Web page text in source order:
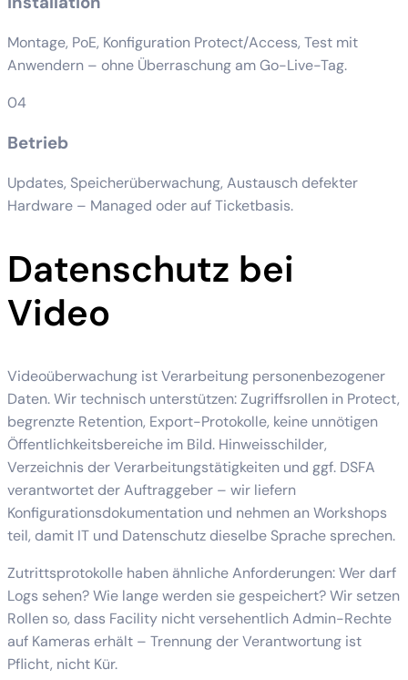
Montage, PoE, Konfiguration Protect/Access, Test mit
Anwendern – ohne Überraschung am Go-Live-Tag.
04
Betrieb
Updates, Speicherüberwachung, Austausch defekter
Hardware – Managed oder auf Ticketbasis.
Datenschutz bei
Video
Videoüberwachung ist Verarbeitung personenbezogener
Daten. Wir technisch unterstützen: Zugriffsrollen in Protect,
begrenzte Retention, Export-Protokolle, keine unnötigen
Öffentlichkeitsbereiche im Bild. Hinweisschilder,
Verzeichnis der Verarbeitungstätigkeiten und ggf. DSFA
verantwortet der Auftraggeber – wir liefern
Konfigurationsdokumentation und nehmen an Workshops
teil, damit IT und Datenschutz dieselbe Sprache sprechen.
Zutrittsprotokolle haben ähnliche Anforderungen: Wer darf
Logs sehen? Wie lange werden sie gespeichert? Wir setzen
Rollen so, dass Facility nicht versehentlich Admin-Rechte
auf Kameras erhält – Trennung der Verantwortung ist
Pflicht, nicht Kür.